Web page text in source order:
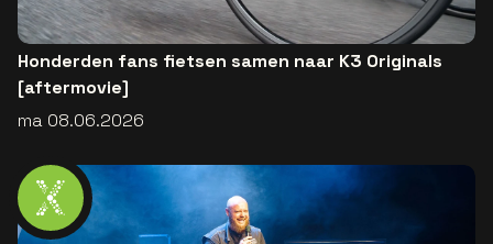
Honderden fans fietsen samen naar K3 Originals
[aftermovie]
ma 08.06.2026